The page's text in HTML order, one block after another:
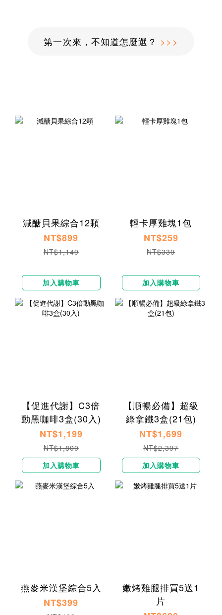
第一次來，不知道怎麼選？ >>>
減醣貝果綜合12顆
NT$899
NT$1,149
加入購物車
輕卡厚雞塊1包
NT$259
NT$330
加入購物車
【促進代謝】C3倍
動黑咖啡3盒(30入)
NT$1,199
NT$1,800
加入購物車
【順暢必備】超級
綠拿鐵3盒(21包)
NT$1,699
NT$2,397
加入購物車
燕麥米漢堡綜合5入
NT$399
嫩烤雞腿排買5送1
片